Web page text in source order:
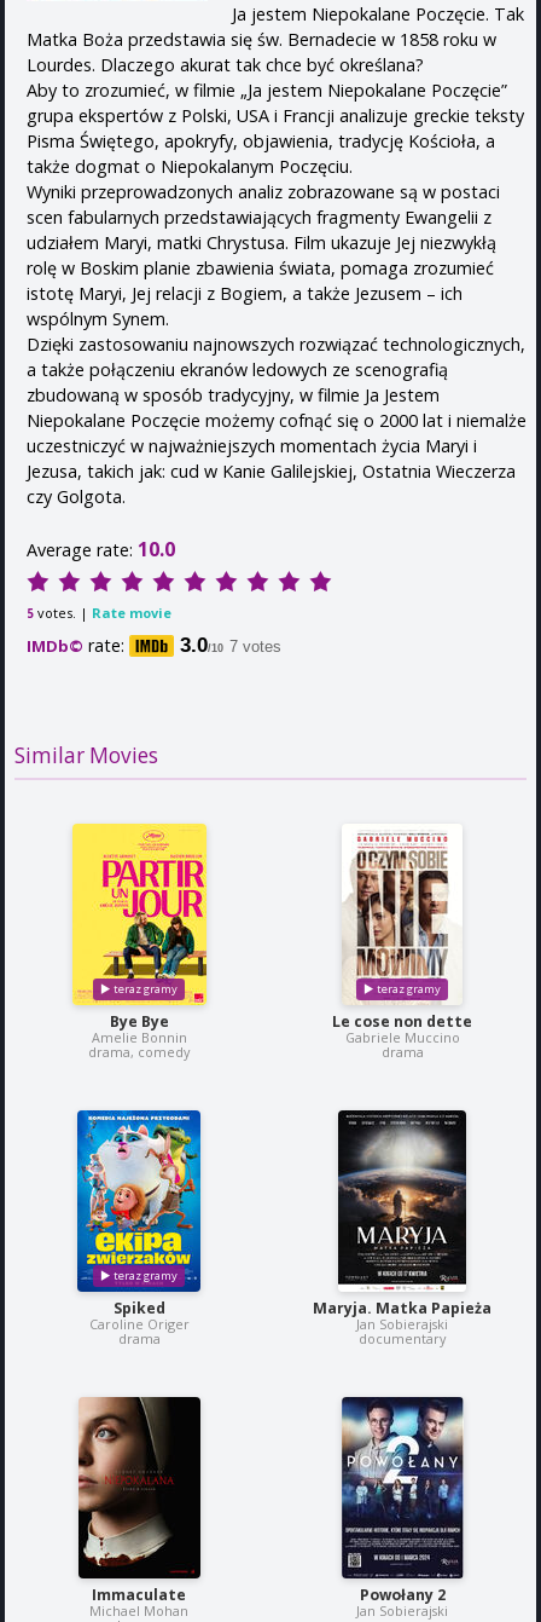
Ja jestem Niepokalane Poczęcie. Tak
Matka Boża przedstawia się św. Bernadecie w 1858 roku w
Lourdes. Dlaczego akurat tak chce być określana?
Aby to zrozumieć, w filmie „Ja jestem Niepokalane Poczęcie”
grupa ekspertów z Polski, USA i Francji analizuje greckie teksty
Pisma Świętego, apokryfy, objawienia, tradycję Kościoła, a
także dogmat o Niepokalanym Poczęciu.
Wyniki przeprowadzonych analiz zobrazowane są w postaci
scen fabularnych przedstawiających fragmenty Ewangelii z
udziałem Maryi, matki Chrystusa. Film ukazuje Jej niezwykłą
rolę w Boskim planie zbawienia świata, pomaga zrozumieć
istotę Maryi, Jej relacji z Bogiem, a także Jezusem – ich
wspólnym Synem.
Dzięki zastosowaniu najnowszych rozwiązać technologicznych,
a także połączeniu ekranów ledowych ze scenografią
zbudowaną w sposób tradycyjny, w filmie Ja Jestem
Niepokalane Poczęcie możemy cofnąć się o 2000 lat i niemalże
uczestniczyć w najważniejszych momentach życia Maryi i
Jezusa, takich jak: cud w Kanie Galilejskiej, Ostatnia Wieczerza
czy Golgota.
Average rate: 10.0
5 votes. | Rate movie
IMDb© rate: 3.0/10 7 votes
Similar Movies
Bye Bye
Amelie Bonnin
drama, comedy
Le cose non dette
Gabriele Muccino
drama
Spiked
Caroline Origer
drama
Maryja. Matka Papieża
Jan Sobierajski
documentary
Immaculate
Michael Mohan
Powołany 2
Jan Sobierajski